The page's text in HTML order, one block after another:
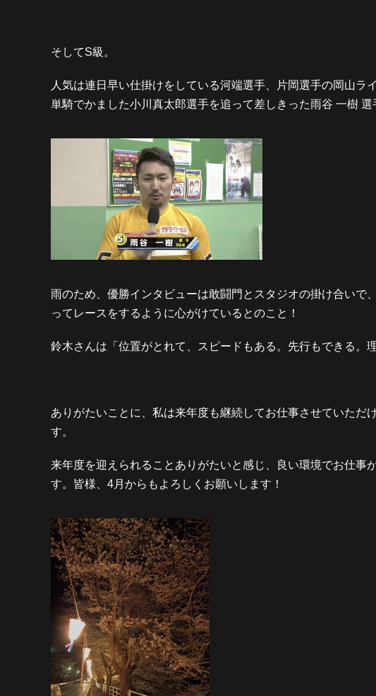
そしてS級。
人気は連日早い仕掛けをしている河端選手、片岡選手の岡山ラ
単騎でかました小川真太郎選手を追って差しきった雨谷 一樹 選
雨のため、優勝インタビューは敢闘門とスタジオの掛け合い
ってレースをするように心がけているとのこと！
鈴木さんは「位置がとれて、スピードもある。先行もできる。
ありがたいことに、私は来年度も継続してお仕事させていた
す。
来年度を迎えられることありがたいと感じ、良い環境でお仕事
す。皆様、4月からもよろしくお願いします！